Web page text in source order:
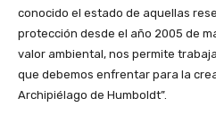
conocido el estado de aquellas
protección desde el año 2005 de
valor ambiental, nos permite
que debemos enfrentar para la
Archipiélago de Humboldt”.